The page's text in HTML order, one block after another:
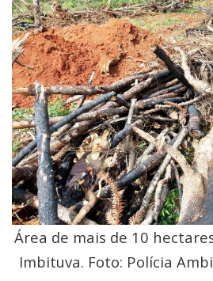
Área de mais de 10
Imbituva. Foto: Polícia